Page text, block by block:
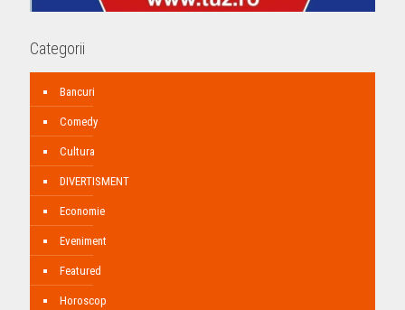
Categorii
Bancuri
Comedy
Cultura
DIVERTISMENT
Economie
Eveniment
Featured
Horoscop